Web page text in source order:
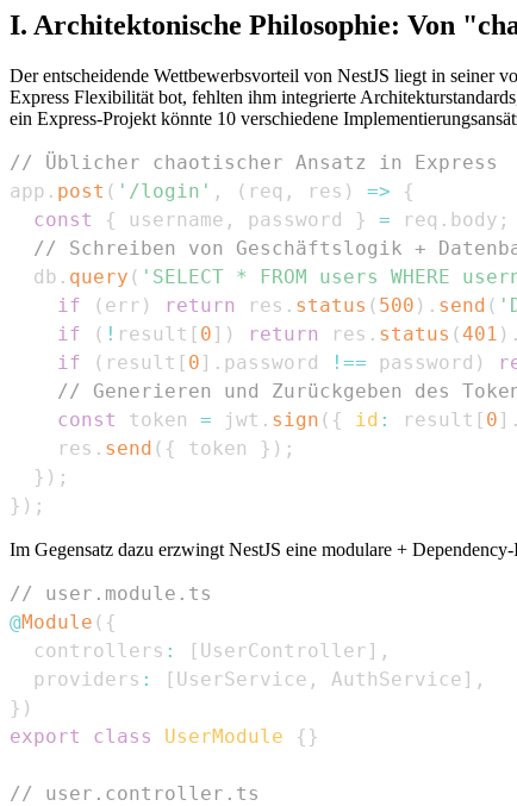
I. Architektonische Philosophie: Von
Der entscheidende Wettbewerbsvorteil von NestJS liegt in seiner
Express Flexibilität bot, fehlten ihm integrierte
ein Express-Projekt könnte 10 verschiedene
// Üblicher chaotischer Ansatz in Express
app . post ( '/login' , ( req , res ) =>
{
const
{ username , password } = req . body ;
// Schreiben von Geschäftslogik +
  db
. query ( 'SELECT * FROM users WHERE
if
( err ) return res . status ( 500 ) . send (
if
( ! result [ 0 ] ) return res . status (401 ) .
if
( result [ 0 ] . password !== password )
// Generieren und Zurückgeben des
const
token = jwt . sign ( { id : result [ 0 ] .
    res
. send ( { token } ) ;
} ) ;
} ) ;
Im Gegensatz dazu erzwingt NestJS eine modulare +
// user.module.ts
@Module ( {
  controllers
: [ UserController ] ,
  providers
: [ UserService , AuthService ] ,
} )
export
class UserModule { }
// user.controller.ts